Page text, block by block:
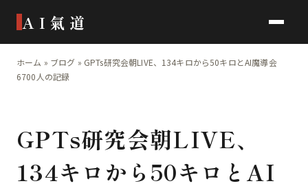
AI氣道
ホーム » ブログ » GPTs研究会朝LIVE、134キロから50キロとAI魔導会
6700人の記録
GPTs研究会朝LIVE、
134キロから50キロとAI